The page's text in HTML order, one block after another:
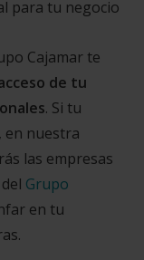
para tu negocio
Cajamar te
de tu
. Si tu
en nuestra
las empresas
Grupo
en tu